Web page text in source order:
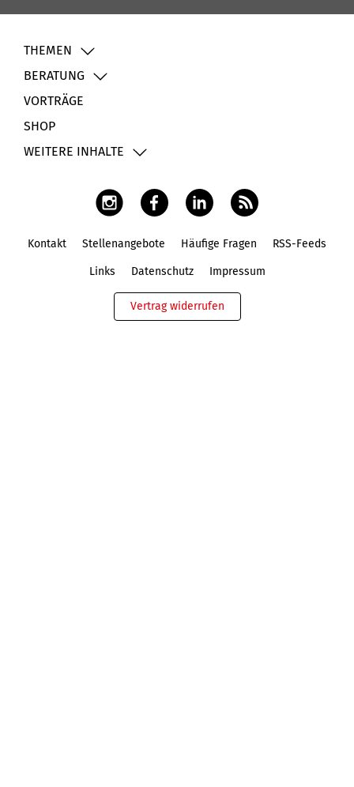
THEMEN
BERATUNG
VORTRÄGE
SHOP
WEITERE INHALTE
Kontakt Stellenangebote Häufige Fragen RSS-Feeds
Links Datenschutz Impressum
Vertrag widerrufen